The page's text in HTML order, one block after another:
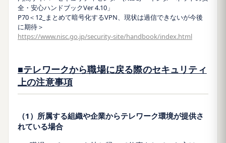
全・安心ハンドブックVer 4.10」
P70＜12_まとめて暗号化するVPN、現状は過信できないが今後
に期待＞
https://www.nisc.go.jp/security-site/handbook/index.html
■テレワークから職場に戻る際のセキュリティ
上の注意事項
（1）所属する組織や企業からテレワーク環境が提供さ
れている場合